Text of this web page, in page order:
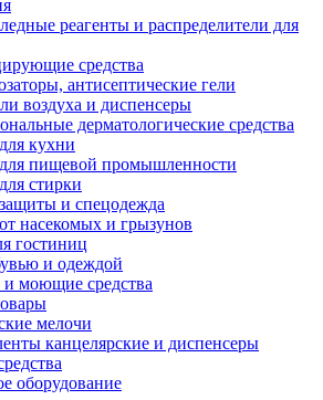
реагенты и распределители для
средства
антисептические гели
воздуха и диспенсеры
дерматологические средства
кухни
пищевой промышленности
стирки
и спецодежда
насекомых и грызунов
гостиниц
и одеждой
моющие средства
мелочи
канцелярские и диспенсеры
оборудование